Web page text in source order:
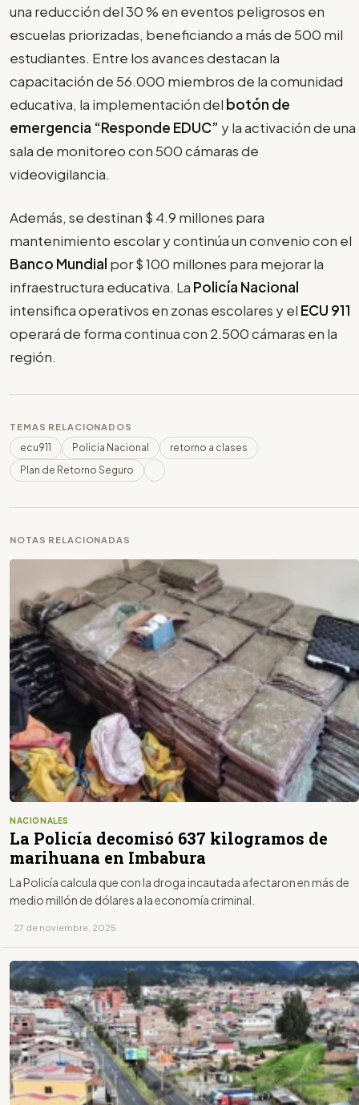
una reducción del 30 % en eventos peligrosos en
escuelas priorizadas, beneficiando a más de 500 mil
estudiantes. Entre los avances destacan la
capacitación de 56.000 miembros de la comunidad
educativa, la implementación del botón de
emergencia “Responde EDUC” y la activación de una
sala de monitoreo con 500 cámaras de
videovigilancia.
Además, se destinan $ 4.9 millones para
mantenimiento escolar y continúa un convenio con el
Banco Mundial por $ 100 millones para mejorar la
infraestructura educativa. La Policía Nacional
intensifica operativos en zonas escolares y el ECU 911
operará de forma continua con 2.500 cámaras en la
región.
TEMAS RELACIONADOS
ecu911 Policia Nacional
retorno a clases
Plan de Retorno Seguro
NOTAS RELACIONADAS
NACIONALES
La Policía decomisó 637 kilogramos de
marihuana en Imbabura
La Policía calcula que con la droga incautada afectaron en más de
medio millón de dólares a la economía criminal.
· 27 de noviembre, 2025